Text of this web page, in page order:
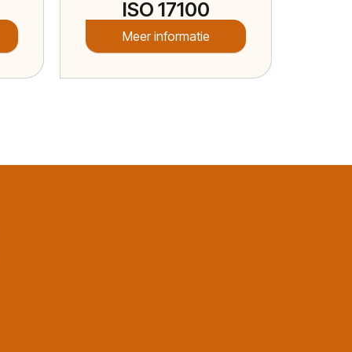
ISO 17100
Meer informatie